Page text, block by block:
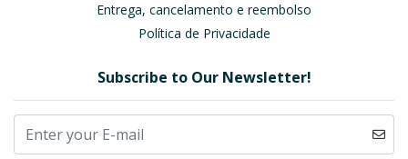
Entrega, cancelamento e reembolso
Política de Privacidade
Subscribe to Our Newsletter!